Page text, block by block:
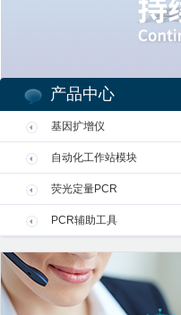
产品中心
基因扩增仪
自动化工作站模块
荧光定量PCR
PCR辅助工具